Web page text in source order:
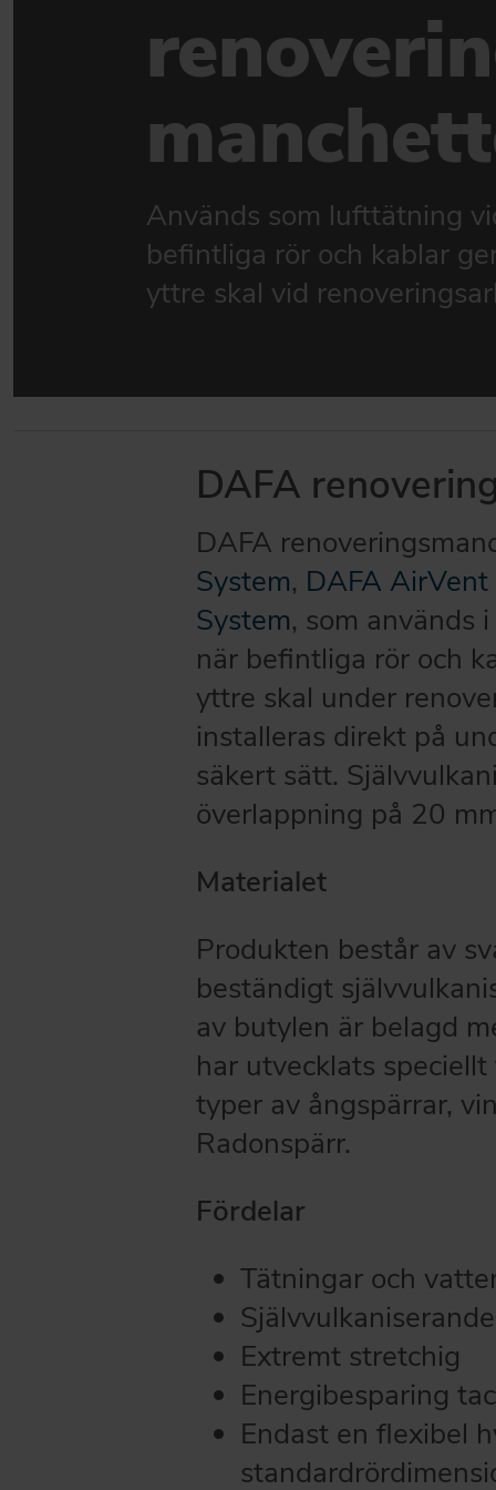
Används som lufttätning
befintliga rör och kablar
yttre skal vid
DAFA
DAFA
System, DAFA AirVent
System, som används
när befintliga rör och
yttre skal under
installeras direkt på
säkert sätt.
överlappning på 20
Materialet
Produkten består av
beständigt
av butylen är belagd
har utvecklats
typer av ångspärrar,
Radonspärr.
Fördelar
Tätningar och
Självvulkaniserande
Extremt stretchig
Energibesparing
Endast en flexibel
DAFA GLAS, FÖNSTER- OCH DÖRRTÄTNING
BYGGEINDUSTRI
Stærkt produktmatch til byggeindustrien
GARANTIER
GÅ TILL PRODUKTER